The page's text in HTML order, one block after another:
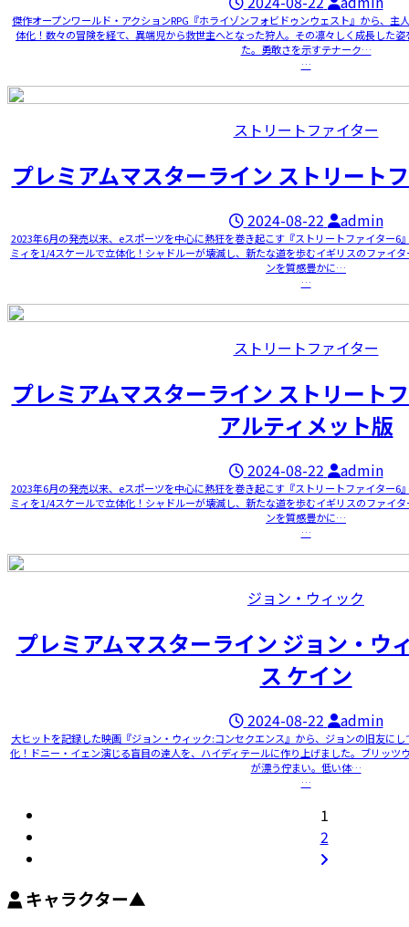
傑作オープンワールド・アクションRPG『ホライゾンフォビドゥンウェスト』から、主
体化！数々の冒険を経て、異端児から救世主へとなった狩人。その凛々しく成長した
た。勇敢さを示すテナーク…
…
ストリートファイター
プレミアムマスターライン ストリート
2024-08-22 admin
2023年6月の発売以来、eスポーツを中心に熱狂を巻き起こす『ストリートファイター6
ミィを1/4スケールで立体化！シャドルーが壊滅し、新たな道を歩むイギリスのファイ
ンを質感豊かに…
…
ストリートファイター
プレミアムマスターライン ストリート
アルティメット版
2024-08-22 admin
2023年6月の発売以来、eスポーツを中心に熱狂を巻き起こす『ストリートファイター6
ミィを1/4スケールで立体化！シャドルーが壊滅し、新たな道を歩むイギリスのファイ
ンを質感豊かに…
…
ジョン・ウィック
プレミアムマスターライン ジョン・ウ
ス ケイン
2024-08-22 admin
大ヒットを記録した映画『ジョン・ウィック:コンセクエンス』から、ジョンの旧友に
化！ドニー・イェン演じる盲目の達人を、ハイディテールに作り上げました。ブリッツ
が漂う佇まい。低い体…
…
1
2
キャラクター▲